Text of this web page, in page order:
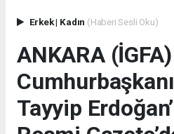
Erkek| Kadın (Haberi Sesli Oku)
ANKARA
Tayyip